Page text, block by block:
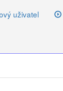
uživatel